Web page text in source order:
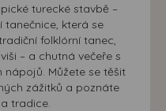
turecké stavbě –
tanečnice, která se
folklórní tanec,
– a chutná večeře s
Můžete se těšit
zážitků a poznáte
tradice.